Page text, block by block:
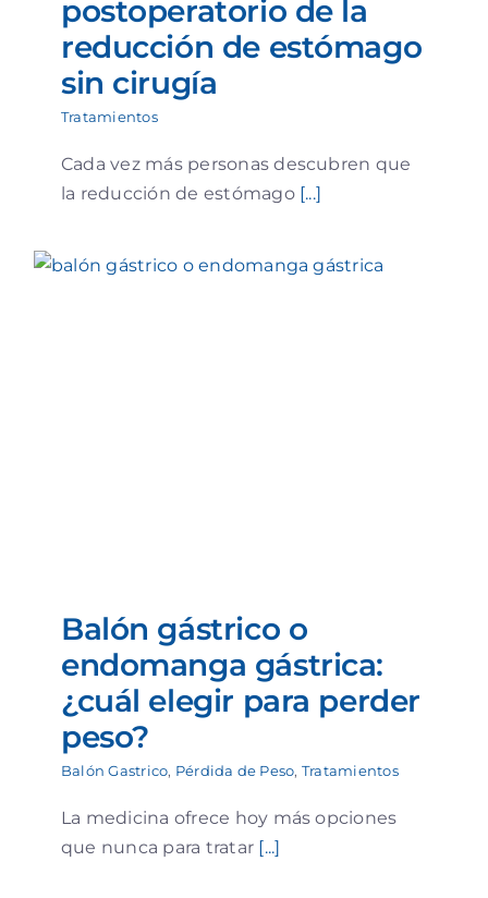
postoperatorio de la
reducción de estómago
sin cirugía
Tratamientos
Cada vez más personas descubren que
la reducción de estómago[...]
Balón gástrico o
endomanga gástrica:
¿cuál elegir para perder
peso?
Balón Gastrico, Pérdida de Peso, Tratamientos
La medicina ofrece hoy más opciones
que nunca para tratar [...]